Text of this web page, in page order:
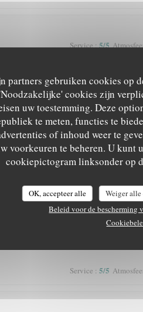
partners gebruiken cookies op
cookies zijn
uw toestemming. Deze
te meten, functies te
of inhoud weer te
voorkeuren te beheren. U
cookiepictogram linksonder op
OK, accepteer alle Weiger
Beleid voor de bescherming
Service:5/5
Service: 3/5
Service 5/5
Service : 5/5